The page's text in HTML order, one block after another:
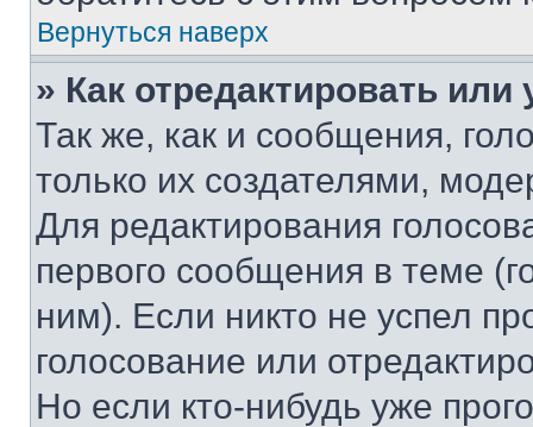
Вернуться наверх
» Как отредактировать
Так же, как и сообщения,
только их создателями,
Для редактирования
первого сообщения в теме
ним). Если никто не успел
голосование или
Но если кто-нибудь уже